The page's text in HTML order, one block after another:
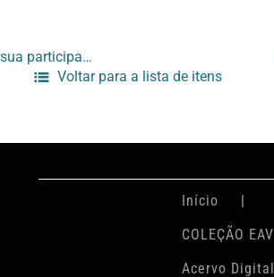
[Recibo de pagamento de Elmo Martins à AMEAV de doação referente a sua participação na exposição “Cor e papel”]
Voltar para a lista de itens
Início
COLEÇÃO EAV
Acervo Digital